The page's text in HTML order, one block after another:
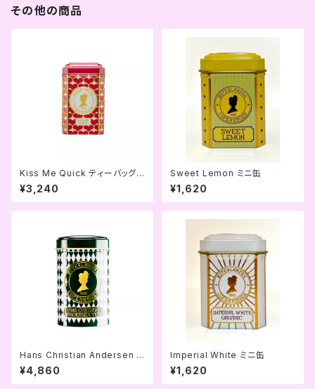
その他の商品
Kiss Me Quick ティーバッグ
缶
¥3,240
Sweet Lemon ミニ缶
¥1,620
Hans Christian Andersen T
ea 125g缶
¥4,860
Imperial White ミニ缶
¥1,620